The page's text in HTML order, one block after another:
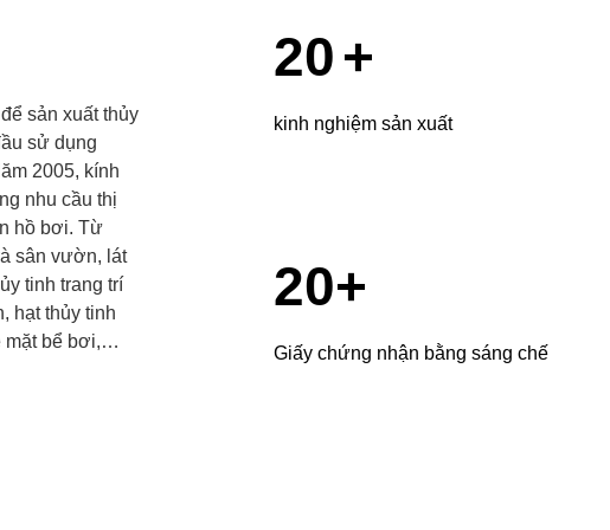
sản xuất thủy
sử dụng
2005, kính
nhu cầu thị
hồ bơi. Từ
sân vườn, lát
tinh trang trí
hạt thủy tinh
mặt bể bơi,
20+
kinh nghiệm sản xuất
20+
Giấy chứng nhận bằng sáng chế